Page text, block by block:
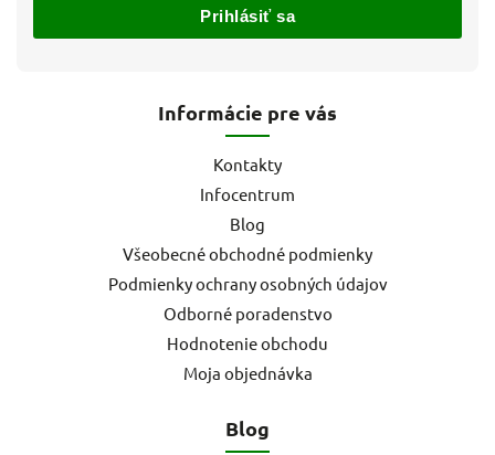
Informácie pre vás
Kontakty
Infocentrum
Blog
Všeobecné obchodné podmienky
Podmienky ochrany osobných údajov
Odborné poradenstvo
Hodnotenie obchodu
Moja objednávka
Blog
Prihlásiť sa